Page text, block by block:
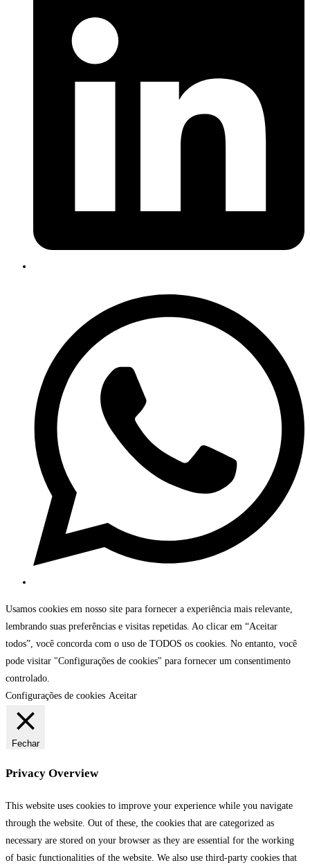
Usamos cookies em nosso site para fornecer a experiência mais relevante,
lembrando suas preferências e visitas repetidas. Ao clicar em “Aceitar
todos”, você concorda com o uso de TODOS os cookies. No entanto, você
pode visitar "Configurações de cookies" para fornecer um consentimento
controlado.
Configurações de cookies Aceitar
Fechar
Privacy Overview
This website uses cookies to improve your experience while you navigate
through the website. Out of these, the cookies that are categorized as
necessary are stored on your browser as they are essential for the working
of basic functionalities of the website. We also use third-party cookies that